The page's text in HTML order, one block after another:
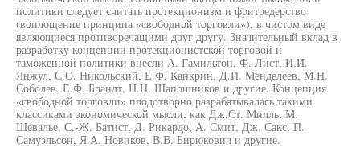
политики следует считать протекционизм и фритредерство
(воплощение принципа «свободной торговли»), в чистом виде
являющиеся противоречащими друг другу. Значительный вклад в
разработку концепции протекционистской торговой и
таможенной политики внесли А. Гамильтон, Ф. Лист, И.И.
Янжул, С.О. Никольский, Е.Ф. Канкрин, Д.И. Менделеев, М.Н.
Соболев, Е.Ф. Брандт, Н.Н. Шапошников и другие. Концепция
«свободной торговли» плодотворно разрабатывалась такими
классиками экономической мысли, как Дж.Ст. Милль, М.
Шевалье, С.-Ж. Батист, Д. Рикардо, А. Смит, Дж. Сакс, П.
Самуэльсон, Я.А. Новиков, В.В. Бирюкович и другие.